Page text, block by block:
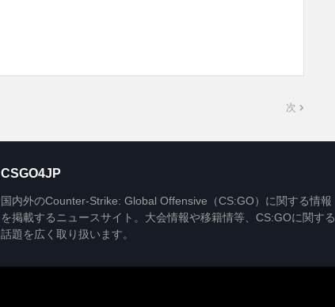
次
CSGO4JP
国内外のCounter-Strike: Global Offensive（CS:GO）に関する情報
を掲載するニュースサイト。大会情報や移籍情等、CS:GOに関する
話題を広く取り扱います。